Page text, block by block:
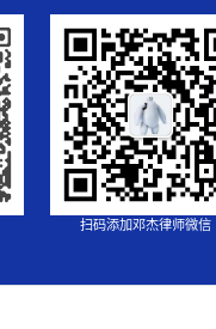
扫码添加邓杰律师微信